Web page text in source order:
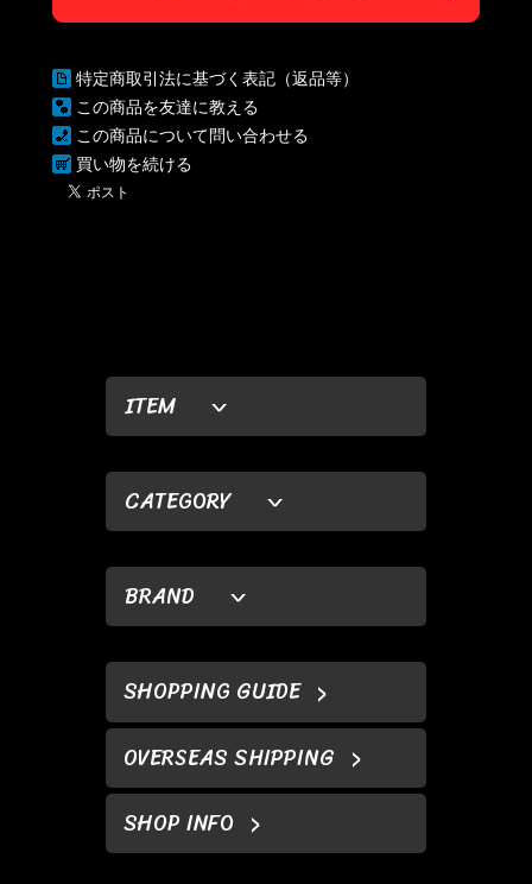
ITEM
CATEGORY
BRAND
SHOPPING GUIDE
OVERSEAS SHIPPING
SHOP INFO
特定商取引法に基づく表記（返品等）
この商品を友達に教える
この商品について問い合わせる
買い物を続ける